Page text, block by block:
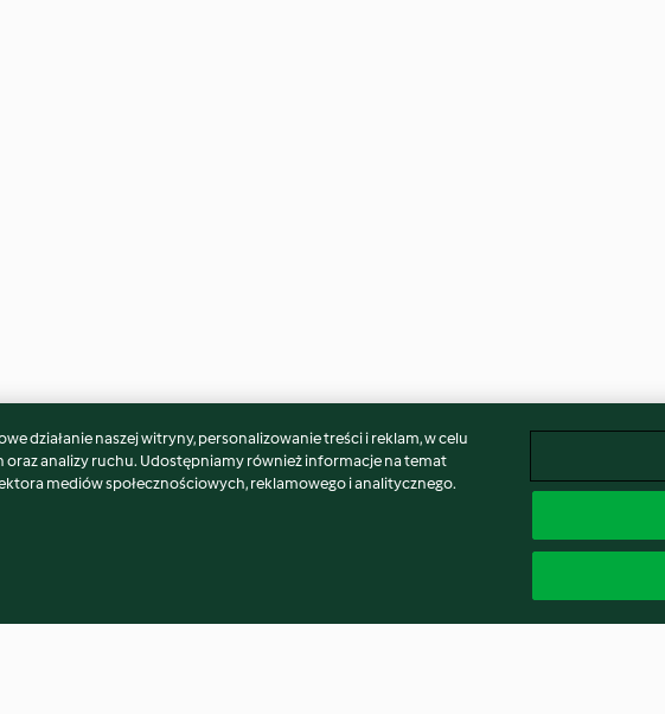
działanie naszej witryny, personalizowanie treści i reklam, w celu
analizy ruchu. Udostępniamy również informacje na temat
mediów społecznościowych, reklamowego i analitycznego.